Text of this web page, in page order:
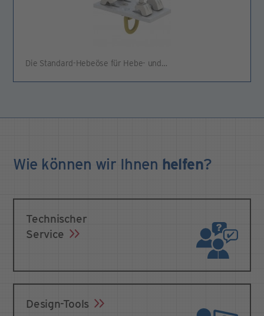
Die Standard-Hebeöse für Hebe- und…
Wie können wir Ihnen helfen?
Technischer
Service
Design-Tools